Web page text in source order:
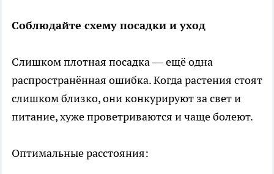
Соблюдайте схему посадки и уход
Слишком плотная посадка — ещё одна
распространённая ошибка. Когда растения стоят
слишком близко, они конкурируют за свет и
питание, хуже проветриваются и чаще болеют.
Оптимальные расстояния: